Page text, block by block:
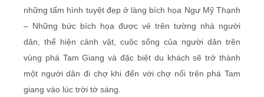
những tấm hình tuyệt đẹp ở làng bích họa Ngư Mỹ Thạnh
– Những bức bích họa được vẻ trên tường nhà người
dân, thể hiện cảnh vật, cuộc sống của người dân trên
vùng phá Tam Giang và đặc biệt du khách sẽ trở thành
một người dân đi chợ khi đến với chợ nổi trên phá Tam
giang vào lúc trời tờ sáng.